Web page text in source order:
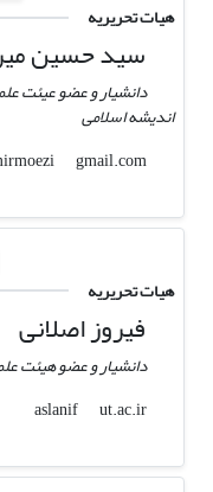
هیات تحریریه
سید‌ حسین
دانشیار و عضو عیئت
اندیشه اسلامی
h.mirmoezi
gmail.com
هیات تحریریه
فیروز اصلانی
دانشیار و عضو هیئت
aslanif
ut.ac.ir